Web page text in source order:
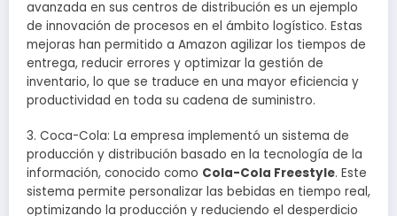
avanzada en sus centros de distribución es un ejemplo
de innovación de procesos en el ámbito logístico. Estas
mejoras han permitido a Amazon agilizar los tiempos de
entrega, reducir errores y optimizar la gestión de
inventario, lo que se traduce en una mayor eficiencia y
productividad en toda su cadena de suministro.
3. Coca-Cola: La empresa implementó un sistema de
producción y distribución basado en la tecnología de la
información, conocido como Cola-Cola Freestyle. Este
sistema permite personalizar las bebidas en tiempo real,
optimizando la producción y reduciendo el desperdicio